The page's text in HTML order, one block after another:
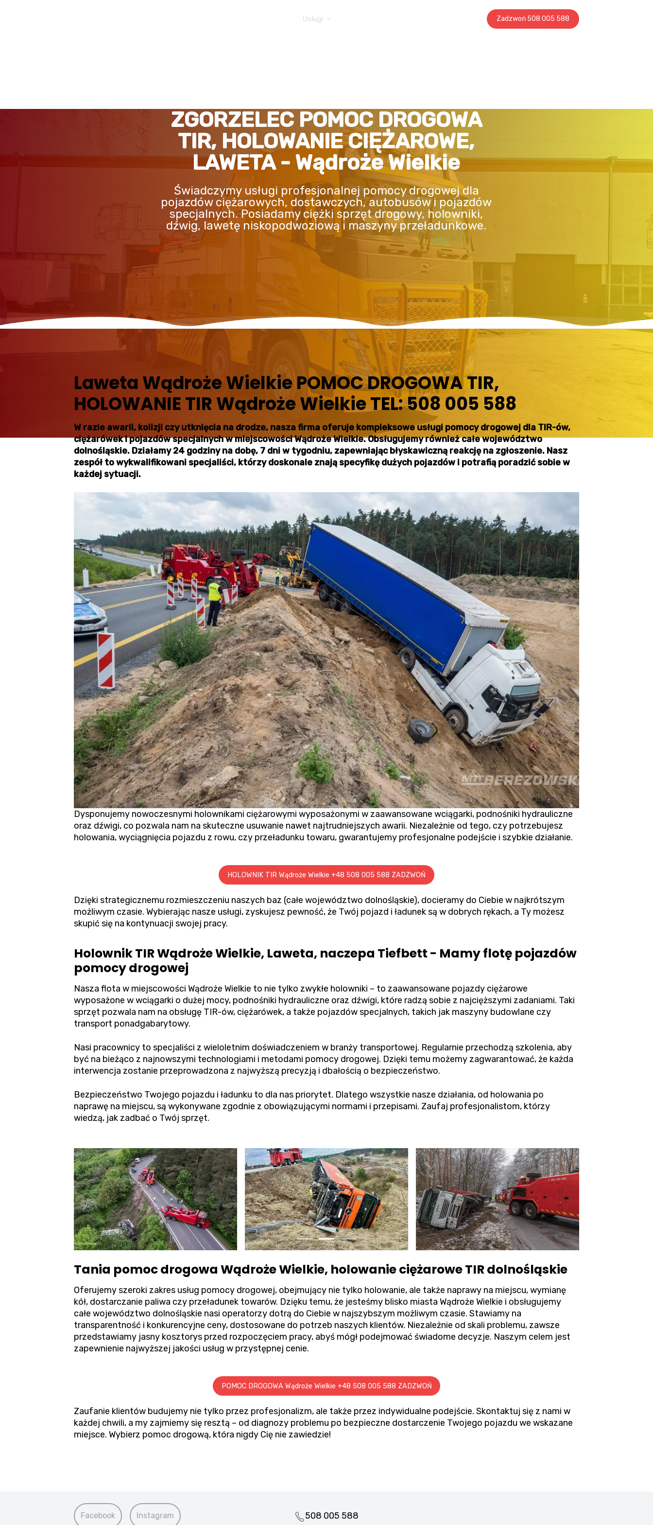
Zadzwoń 508 005 588
Usługi
ZGORZELEC POMOC DROGOWA
TIR, HOLOWANIE CIĘŻAROWE,
LAWETA - Wądroże Wielkie
Świadczymy usługi profesjonalnej pomocy drogowej dla
pojazdów ciężarowych, dostawczych, autobusów i pojazdów
specjalnych. Posiadamy ciężki sprzęt drogowy, holowniki,
dźwig, lawetę niskopodwoziową i maszyny przeładunkowe.
Laweta Wądroże Wielkie POMOC DROGOWA TIR,
HOLOWANIE TIR Wądroże Wielkie TEL: 508 005 588
W razie awarii, kolizji czy utknięcia na drodze, nasza firma oferuje kompleksowe usługi pomocy drogowej dla TIR-ów,
ciężarówek i pojazdów specjalnych w miejscowości Wądroże Wielkie. Obsługujemy również całe województwo
dolnośląskie. Działamy 24 godziny na dobę, 7 dni w tygodniu, zapewniając błyskawiczną reakcję na zgłoszenie. Nasz
zespół to wykwalifikowani specjaliści, którzy doskonale znają specyfikę dużych pojazdów i potrafią poradzić sobie w
każdej sytuacji.
Dysponujemy nowoczesnymi holownikami ciężarowymi wyposażonymi w zaawansowane wciągarki, podnośniki hydrauliczne
oraz dźwigi, co pozwala nam na skuteczne usuwanie nawet najtrudniejszych awarii. Niezależnie od tego, czy potrzebujesz
holowania,wyciągnięcia pojazdu z rowu, czy przeładunku towaru, gwarantujemy profesjonalne podejście i szybkie działanie.
HOLOWNIK TIR Wądroże Wielkie +48 508 005 588 ZADZWOŃ
Dzięki strategicznemu rozmieszczeniu naszych baz (całe województwo dolnośląskie), docieramy do Ciebie w najkrótszym
możliwym czasie. Wybierając nasze usługi, zyskujesz pewność, że Twój pojazd i ładunek są w dobrych rękach, a Ty możesz
skupić się na kontynuacji swojej pracy.
Holownik TIR Wądroże Wielkie, Laweta, naczepa Tiefbett - Mamy flotę pojazdów
pomocy drogowej
Nasza flota w miejscowości Wądroże Wielkie to nie tylko zwykłe holowniki – to zaawansowane pojazdy ciężarowe
wyposażone w wciągarki o dużej mocy, podnośniki hydrauliczne oraz dźwigi, które radzą sobie z najcięższymi zadaniami. Taki
sprzęt pozwala nam na obsługę TIR-ów, ciężarówek, a także pojazdów specjalnych, takich jak maszyny budowlane czy
transport ponadgabarytowy.
Nasi pracownicy to specjaliści z wieloletnim doświadczeniem w branży transportowej. Regularnie przechodzą szkolenia, aby
być na bieżąco z najnowszymi technologiami i metodami pomocy drogowej. Dzięki temu możemy zagwarantować, że każda
interwencja zostanie przeprowadzona z najwyższą precyzją i dbałością o bezpieczeństwo.
Bezpieczeństwo Twojego pojazdu i ładunku to dla nas priorytet. Dlatego wszystkie nasze działania, od holowania po
naprawę na miejscu, są wykonywane zgodnie z obowiązującymi normami i przepisami. Zaufaj profesjonalistom, którzy
wiedzą, jak zadbać o Twój sprzęt.
Tania pomoc drogowa Wądroże Wielkie, holowanie ciężarowe TIR dolnośląskie
Oferujemy szeroki zakres usług pomocy drogowej, obejmujący nie tylko holowanie, ale także naprawy na miejscu, wymianę
kół, dostarczanie paliwa czy przeładunek towarów. Dzięku temu, że jesteśmy blisko miasta Wądroże Wielkie i obsługujemy
całe województwo dolnośląskie nasi operatorzy dotrą do Ciebie w najszybszym możliwym czasie. Stawiamy na
transparentność i konkurencyjne ceny, dostosowane do potrzeb naszych klientów. Niezależnie od skali problemu, zawsze
przedstawiamy jasny kosztorys przed rozpoczęciem pracy, abyś mógł podejmować świadome decyzje. Naszym celem jest
zapewnienie najwyższej jakości usług w przystępnej cenie.
POMOC DROGOWA Wądroże Wielkie +48 508 005 588 ZADZWOŃ
Zaufanie klientów budujemy nie tylko przez profesjonalizm, ale także przez indywidualne podejście. Skontaktuj się z nami w
każdej chwili, a my zajmiemy się resztą – od diagnozy problemu po bezpieczne dostarczenie Twojego pojazdu we wskazane
miejsce. Wybierz pomoc drogową, która nigdy Cię nie zawiedzie!
Facebook Instagram 508 005 588